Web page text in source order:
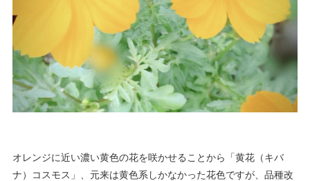
オレンジに近い濃い黄色の花を咲かせることから「黄花（キバ
ナ）コスモス」、元来は黄色系しかなかった花色ですが、品種改